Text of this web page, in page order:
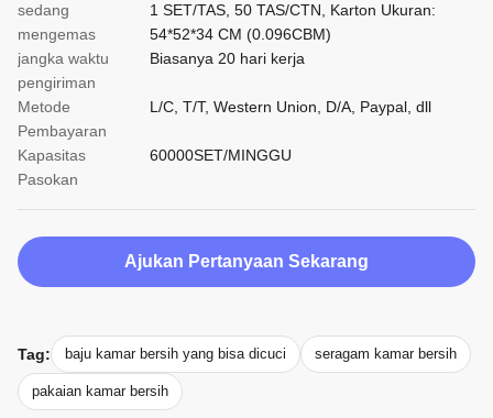
sedang
mengemas
1 SET/TAS, 50 TAS/CTN, Karton Ukuran:
54*52*34 CM (0.096CBM)
jangka waktu
pengiriman
Biasanya 20 hari kerja
Metode
Pembayaran
L/C, T/T, Western Union, D/A, Paypal, dll
Kapasitas
Pasokan
60000SET/MINGGU
Ajukan Pertanyaan Sekarang
Tag: baju kamar bersih yang bisa dicuci seragam kamar bersih
pakaian kamar bersih